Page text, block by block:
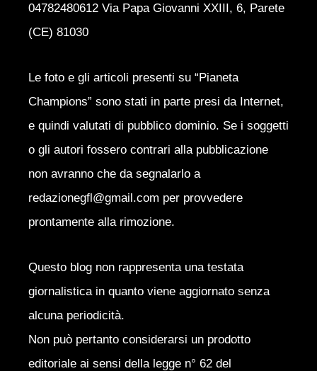
04782480612 Via Papa Giovanni XXIII, 6, Parete
(CE) 81030
Le foto e gli articoli presenti su “Pianeta
Champions” sono stati in parte presi da Internet,
e quindi valutati di pubblico dominio. Se i soggetti
o gli autori fossero contrari alla pubblicazione
non avranno che da segnalarlo a
redazionegfl@gmail.com per provvedere
prontamente alla rimozione.
Questo blog non rappresenta una testata
giornalistica in quanto viene aggiornato senza
alcuna periodicità.
Non può pertanto considerarsi un prodotto
editoriale ai sensi della legge n° 62 del